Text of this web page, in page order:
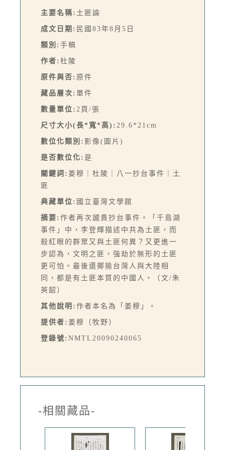
主要名稱: 土匪論
成文日期: 民國83年8月5日
類別: 手稿
作者: 杜陵
原件與否: 原件
藏品層次: 單件
數量單位: 2頁/張
尺寸大小(長*寬*高): 29.6*21cm
數位化類別: 影像(圖片)
是否數位化: 是
關鍵詞: 姜穆｜杜陵｜八一抄台事件｜土
匪
典藏單位: 國立臺灣文學館
摘要: 作者再次譴責抄台事件。「千島湖
事件」中，李登輝描述中共為土匪，而
殺紅眼的群眾又與土匪何異？又更進一
步認為，文明之匪，強劫於無形的土匪
更可怕。最後還揶揄台灣人與大陸相
同，都是有土匪本質的中國人。（文/朱
英韶）
其他說明: 作者本名為「姜穆」。
提供者: 姜穆（牧野）
登錄號: NMTL20090240065
-相關藏品-